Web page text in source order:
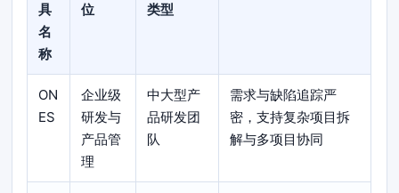
具
名
称
位
类型
ON
ES
企业级
研发与
产品管
理
中大型产
品研发团
队
需求与缺陷追踪严
密，支持复杂项目拆
解与多项目协同